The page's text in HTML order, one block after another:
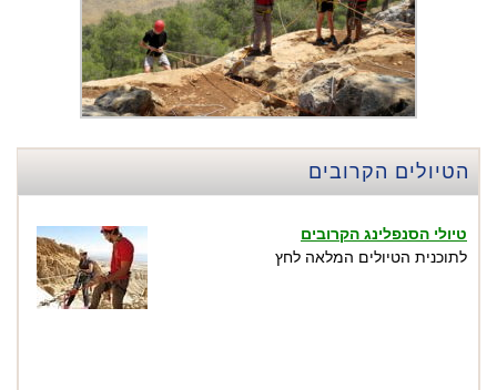
הטיולים הקרובים
טיולי הסנפלינג הקרובים
לתוכנית הטיולים המלאה לחץ